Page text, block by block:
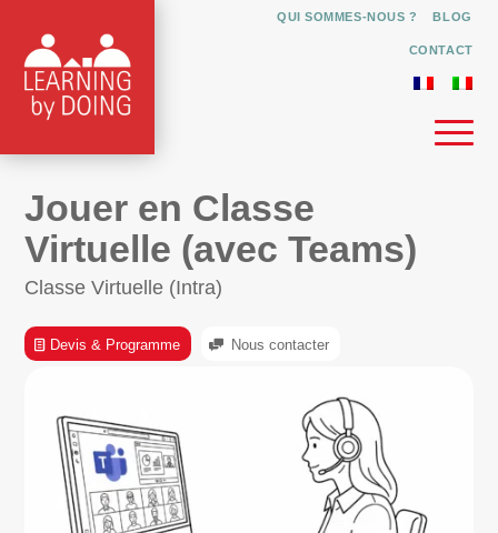
QUI SOMMES-NOUS ? BLOG
CONTACT
Jouer en Classe
Virtuelle (avec Teams)
Classe Virtuelle (Intra)
Devis & Programme Nous contacter